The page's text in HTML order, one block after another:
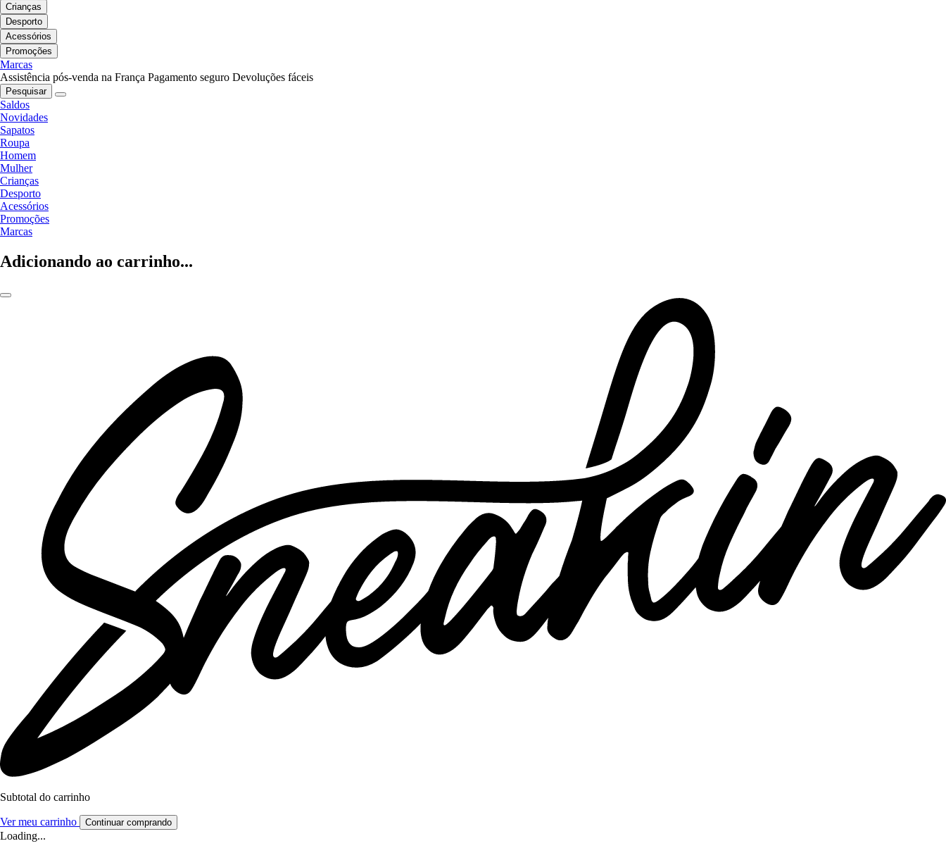
Crianças
Desporto
Acessórios
Promoções
Marcas
Assistência pós-venda na França Pagamento seguro Devoluções fáceis
Pesquisar
Saldos
Novidades
Sapatos
Roupa
Homem
Mulher
Crianças
Desporto
Acessórios
Promoções
Marcas
Adicionando ao carrinho...
Subtotal do carrinho
Ver meu carrinho Continuar comprando
Loading...